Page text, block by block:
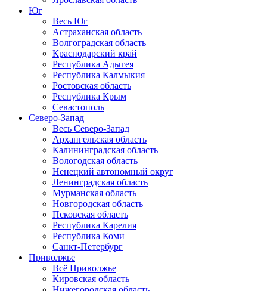
Юг
Весь Юг
Астраханская область
Волгоградская область
Краснодарский край
Республика Адыгея
Республика Калмыкия
Ростовская область
Республика Крым
Севастополь
Северо-Запад
Весь Северо-Запад
Архангельская область
Калининградская область
Вологодская область
Ненецкий автономный округ
Ленинградская область
Мурманская область
Новгородская область
Псковская область
Республика Карелия
Республика Коми
Санкт-Петербург
Приволжье
Всё Приволжье
Кировская область